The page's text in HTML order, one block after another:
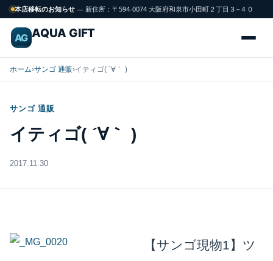
本店移転のお知らせ — 新住所：〒594-0074 大阪府和泉市小田町２丁目３−４０
AG AQUA GIFT
海
水
魚
FISH
飼育用品
ホーム›サンゴ 通販›イティゴ( ´∀｀ )
サンゴ 通販
イティゴ( ´∀｀ )
2017.11.30
【サンゴ現物1】ツ